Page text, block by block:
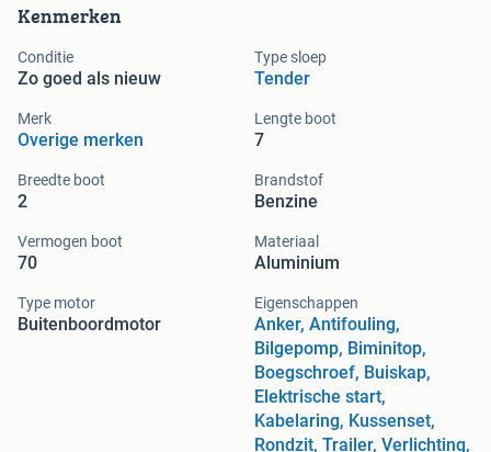
Kenmerken
Conditie
Zo goed als nieuw
Type sloep
Tender
Merk
Overige merken
Lengte boot
7
Breedte boot
2
Brandstof
Benzine
Vermogen boot
70
Materiaal
Aluminium
Type motor
Buitenboordmotor
Eigenschappen
Anker, Antifouling,
Bilgepomp, Biminitop,
Boegschroef, Buiskap,
Elektrische start,
Kabelaring, Kussenset,
Rondzit, Trailer, Verlichting,